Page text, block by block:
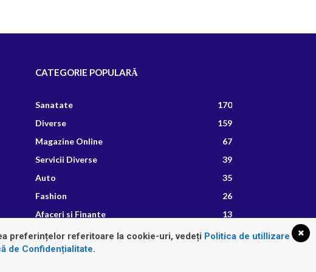
CATEGORIE POPULARĂ
Sanatate
170
Diverse
159
Magazine Online
67
Servicii Diverse
39
Auto
35
Fashion
26
Afaceri si Finante
13
Retete Culinare
8
preferințelor referitoare la cookie-uri, vedeți Politica de utillizare
de Confidențialitate.